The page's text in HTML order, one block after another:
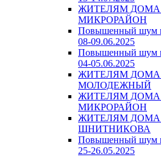
ЖИТЕЛЯМ ДОМА
МИКРОРАЙОН
Повышенный шум в
08-09.06.2025
Повышенный шум в
04-05.06.2025
ЖИТЕЛЯМ ДОМА
МОЛОДЕЖНЫЙ
ЖИТЕЛЯМ ДОМА
МИКРОРАЙОН
ЖИТЕЛЯМ ДОМА
ШНИТНИКОВА
Повышенный шум в
25-26.05.2025